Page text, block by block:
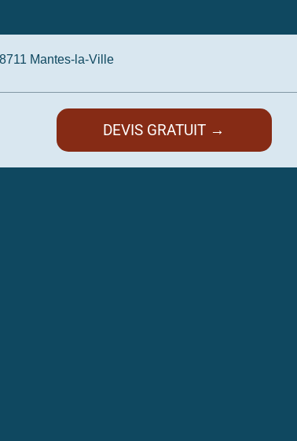
Mantes-la-Ville
DEVIS GRATUIT →